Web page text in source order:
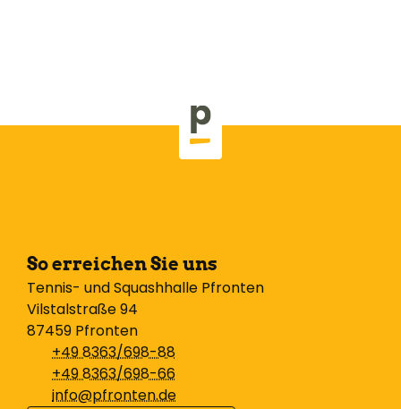
So erreichen Sie uns
Tennis- und Squashhalle Pfronten
Vilstalstraße 94
87459 Pfronten
+49 8363/698-88
+49 8363/698-66
info@pfronten.de